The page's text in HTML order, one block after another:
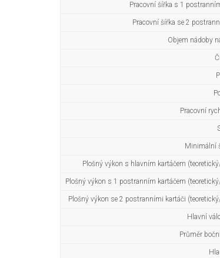
Pracovní šířka s 1
Pracovní šířka se 2
Objem nádoby
Pracovní
Minimální
Plošný výkon s hlavním kartáčem
Plošný výkon s 1 postranním kartáčem
Plošný výkon se 2 postranními kartáči
Hlavní
Průměr